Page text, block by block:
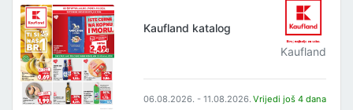
Kaufland katalog
Kaufland
06.08.2026. - 11.08.2026. Vrijedi još 4 dana